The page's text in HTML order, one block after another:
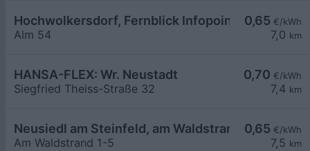
0,65 €/kWh
7,0 km
Hochwolkersdorf, Fernblick Infopoint
Alm 54
0,70 €/kWh
7,4 km
HANSA-FLEX: Wr. Neustadt
Siegfried Theiss-Straße 32
0,65 €/kWh
7,5 km
Neusiedl am Steinfeld, am Waldstrand
Am Waldstrand 1-5